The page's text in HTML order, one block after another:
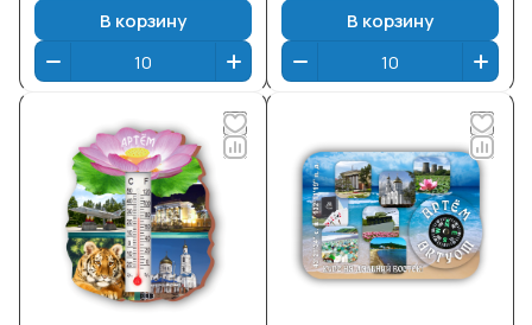
В корзину В корзину